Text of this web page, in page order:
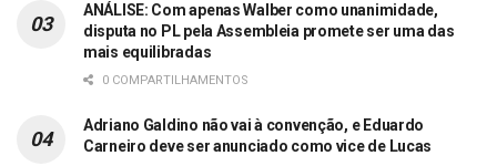
ANÁLISE: Com apenas Walber como unanimidade,
disputa no PL pela Assembleia promete ser uma das
mais equilibradas
0 COMPARTILHAMENTOS
Adriano Galdino não vai à convenção, e Eduardo
Carneiro deve ser anunciado como vice de Lucas